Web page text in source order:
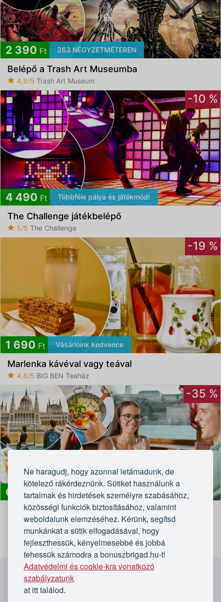
Ne haragudj, hogy azonnal letámadunk, de
kötelező rákérdeznünk. Sütiket használunk a
tartalmak és hirdetések személyre szabásához,
közösségi funkciók biztosításához, valamint
weboldalunk elemzéséhez. Kérünk, segítsd
munkánkat a sütik elfogadásával, hogy
fejleszthessük, kényelmesebbé és jobbá
tehessük számodra a bonuszbrigad.hu-t!
Adatvédelmi és cookie-kra vonatkozó
szabályzatunk
at itt találod.
2 390 Ft 263 NÉGYZETMÉTEREN
Belépő a Trash Art Museumba
4,9/5 Trash Art Museum
-10 %
4 490 Ft Többféle pálya és játékmód!
The Challenge játékbelépő
5/5 The Challenge
-19 %
1 690 Ft Vásárlóink kedvence
Marlenka kávéval vagy teával
4,8/5 BIG BEN Teaház
-35 %
6 450Ft Gyönyörű látnivalókkal
Brunch & Cruise a Dunán
4,7/5Budapest XPLORE
`